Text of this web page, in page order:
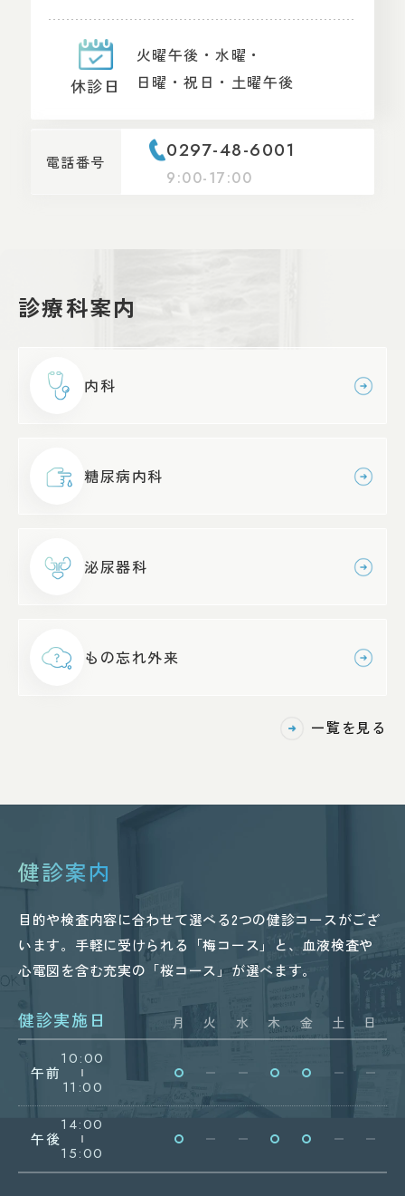
休診日
火曜午後・水曜・
日曜・祝日・ 土曜午後
電話番号 0297-48-6001
9:00-17:00
診療科案内
内科
糖尿病内科
泌尿器科
もの忘れ外来
一覧を見る
健診案内
目的や検査内容に合わせて選べる2つの健診コースがござ
います。手軽に受けられる「梅コース」と、血液検査や
心電図を含む充実の「桜コース」が選べます。
健診実施日 月 火 水 木 金 土 日
午前
10:00
11:00
午後
14:00
15:00